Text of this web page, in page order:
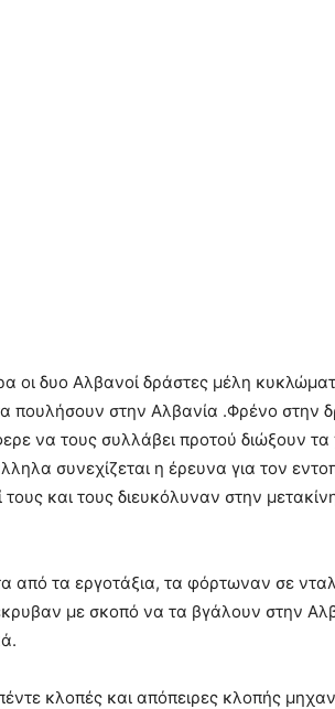
οι δυο Αλβανοί δράστες μέλη
πουλήσουν στην Αλβανία .Φρένο στην
να τους συλλάβει προτού διώξουν
συνεχίζεται η έρευνα για τον
και τους διευκόλυναν στην
τα εργοτάξια, τα φόρτωναν σε
με σκοπό να τα βγάλουν στην
κλοπές και απόπειρες κλοπής